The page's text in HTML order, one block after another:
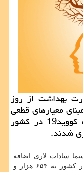
بهداشت از روز
(15 آبان 1399) و برمبنای معیارهای قطعی
تشخیصی، 8772 بیمار جدید مبتلا به كووید19 در كشور
سادات لاری اضافه
کرد: بدین ترتیب مجموع بیماران کووید۱۹ در کشور به ۶۵۴ هزار و